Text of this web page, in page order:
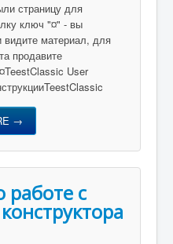
страницу для
ключ "¤" - вы
видите материал, для
продавите
User
→
работе с